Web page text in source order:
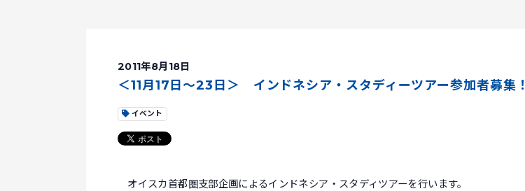
2011年8月18日
＜11月17日～23日＞ インドネシア・スタディーツアー参加者募集！
イベント
オイスカ首都圏支部企画によるインドネシア・スタディツアーを行います。